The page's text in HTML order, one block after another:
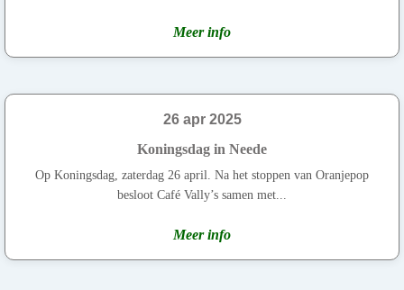
Meer info
26 apr 2025
Koningsdag in Neede
Op Koningsdag, zaterdag 26 april. Na het stoppen van Oranjepop
besloot Café Vally’s samen met...
Meer info